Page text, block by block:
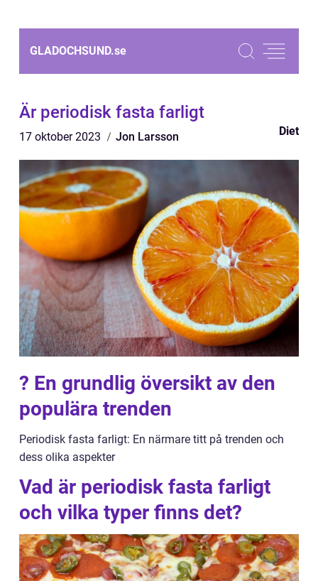
GLADOCHSUND.se
Är periodisk fasta farligt
17 oktober 2023 Jon Larsson Diet
? En grundlig översikt av den
populära trenden
Periodisk fasta farligt: En närmare titt på trenden och
dess olika aspekter
Vad är periodisk fasta farligt
och vilka typer finns det?